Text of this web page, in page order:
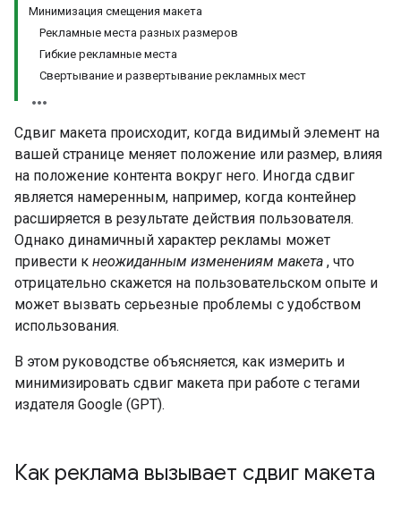
Минимизация смещения макета
Рекламные места разных размеров
Гибкие рекламные места
Свертывание и развертывание рекламных мест
Сдвиг макета происходит, когда видимый элемент на
вашей странице меняет положение или размер, влияя
на положение контента вокруг него. Иногда сдвиг
является намеренным, например, когда контейнер
расширяется в результате действия пользователя.
Однако динамичный характер рекламы может
привести к неожиданным изменениям макета , что
отрицательно скажется на пользовательском опыте и
может вызвать серьезные проблемы с удобством
использования.
В этом руководстве объясняется, как измерить и
минимизировать сдвиг макета при работе с тегами
издателя Google (GPT).
Как реклама вызывает сдвиг макета